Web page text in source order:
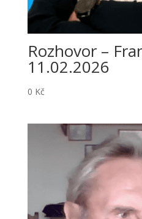
Rozhovor –
11.02.2026
0 Kč